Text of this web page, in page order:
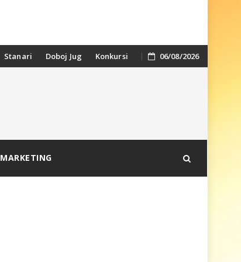
Stanari Doboj Jug Konkursi 06/08/2026
MARKETING